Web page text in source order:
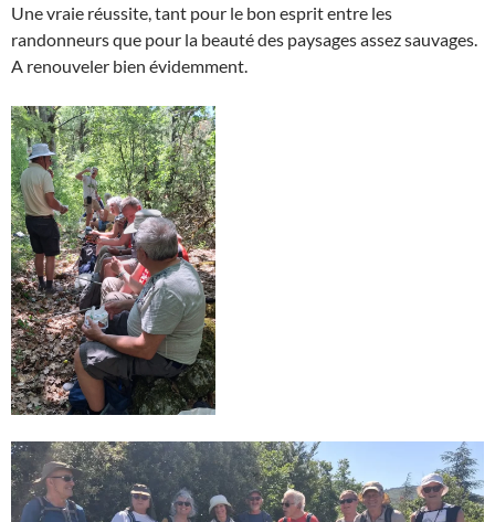
Une vraie réussite, tant pour le bon esprit entre les
randonneurs que pour la beauté des paysages assez sauvages.
A renouveler bien évidemment.